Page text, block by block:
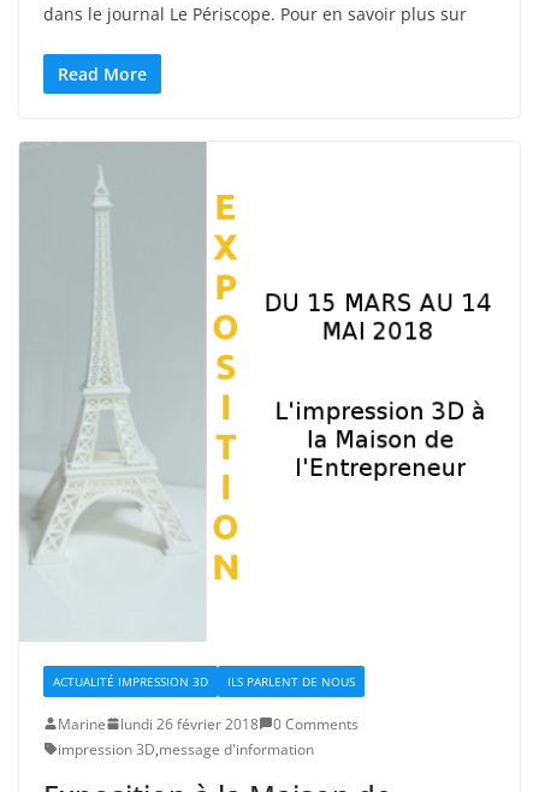
dans le journal Le Périscope. Pour en savoir plus sur
Read More
ACTUALITÉ IMPRESSION 3D ILS PARLENT DE NOUS
Marine lundi 26 février 2018
0 Comments
impression 3D,message d'information